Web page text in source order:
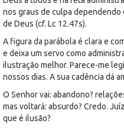
nos graus de culpa
de Deus (cf. Lc 12.47s).
A figura da parábola é clara e
e deixa um servo como
ilustração melhor. Parece-me
nossos dias. A sua cadência dá
O Senhor vai: abandono?
mas voltará: absurdo? Credo.
que é ilusão?